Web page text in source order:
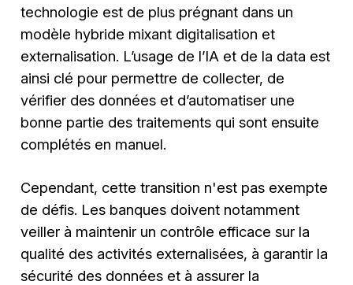
technologie est de plus prégnant dans un
modèle hybride mixant digitalisation et
externalisation. L’usage de l’IA et de la data est
ainsi clé pour permettre de collecter, de
vérifier des données et d’automatiser une
bonne partie des traitements qui sont ensuite
complétés en manuel.
Cependant, cette transition n'est pas exempte
de défis. Les banques doivent notamment
veiller à maintenir un contrôle efficace sur la
qualité des activités externalisées, à garantir la
sécurité des données et à assurer la